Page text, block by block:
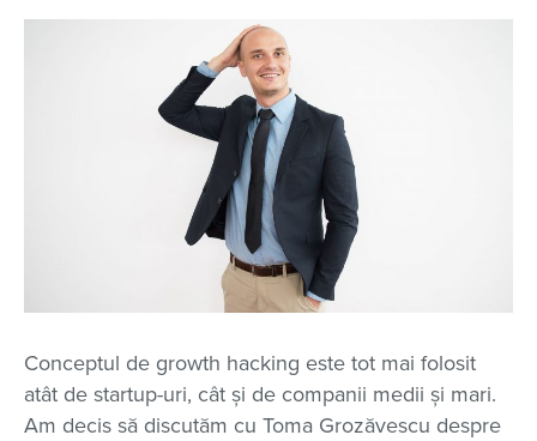
Conceptul de growth hacking este tot mai folosit
atât de startup-uri, cât și de companii medii și mari.
Am decis să discutăm cu Toma Grozăvescu despre